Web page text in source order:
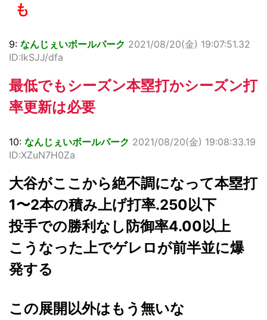
も
9: なんじぇいボールパーク 2021/08/20(金) 19:07:51.32
ID:IkSJJ/dfa
最低でもシーズン本塁打かシーズン打
率更新は必要
10: なんじぇいボールパーク 2021/08/20(金) 19:08:33.19
ID:XZuN7H0Za
大谷がここから絶不調になって本塁打
1〜2本の積み上げ打率.250以下
投手での勝利なし防御率4.00以上
こうなった上でゲレロが前半並に爆
発する
この展開以外はもう無いな